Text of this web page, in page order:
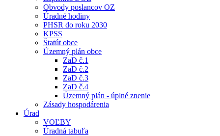
Obvody poslancov OZ
Úradné hodiny
PHSR do roku 2030
KPSS
Štatút obce
Územný plán obce
ZaD č.1
ZaD č.2
ZaD č.3
ZaD č.4
Územný plán - úplné znenie
Zásady hospodárenia
Úrad
VOĽBY
Úradná tabuľa